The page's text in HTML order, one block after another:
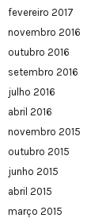
fevereiro 2017
novembro 2016
outubro 2016
setembro 2016
julho 2016
abril 2016
novembro 2015
outubro 2015
junho 2015
abril 2015
março 2015